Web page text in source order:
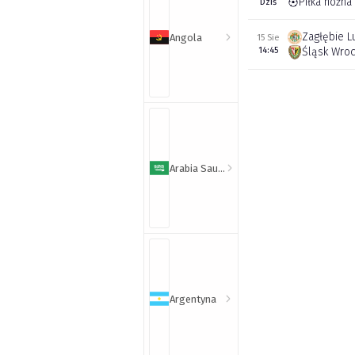
Angola
Arabia Saudyjska
Argentyna
15 Sie
14:45
Zagłębie
Śląsk